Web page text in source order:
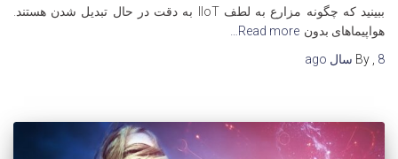
ببینید که چگونه مزارع به لطف IIoT به دقت در حال تبدیل شدن هستند.
هواپیماهای بدون Read more…
By
8 سال